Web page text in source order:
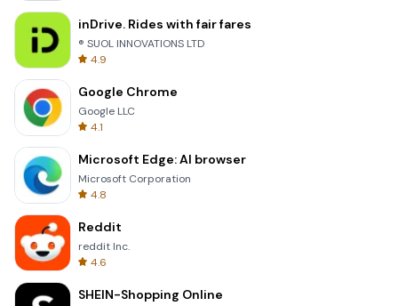
inDrive. Rides with fair fares
® SUOL INNOVATIONS LTD
4.9
Google Chrome
Google LLC
4.1
Microsoft Edge: AI browser
Microsoft Corporation
4.8
Reddit
reddit Inc.
4.6
SHEIN-Shopping Online